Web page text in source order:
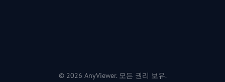
© 2026 AnyViewer. 모든 권리 보유.